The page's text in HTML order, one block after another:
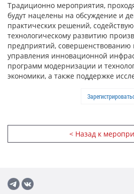
Традиционно мероприятия,
будут нацелены на обсуждение и
практических решений,
технологическому развитию
предприятий, совершенствованию
управления инновационной
программ модернизации и
экономики, а также поддержке
< Назад к